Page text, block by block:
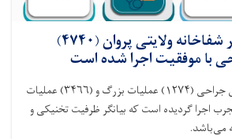
در سال گذشته در شفاخانه ولایتی پروان (۴۷۴۰)
با موفقیت اجرا شده است
از میان این عملیات های جراحی‌ (۱۲۷۴) عملیات بزرگ و (۳۴۶۶) عملیات
اجرا گردیده است که بیانگر ظرفیت تخنیکی و
می‌باشد.